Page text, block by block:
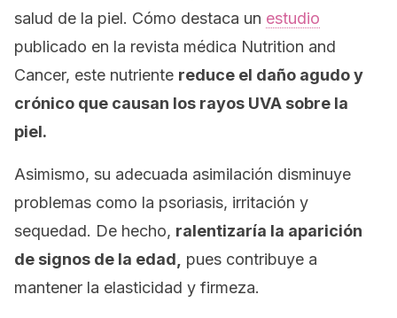
salud de la piel. Cómo destaca un estudio
publicado en la revista médica Nutrition and
Cancer, este nutriente reduce el daño agudo y
crónico que causan los rayos UVA sobre la
piel.
Asimismo, su adecuada asimilación disminuye
problemas como la psoriasis, irritación y
sequedad. De hecho, ralentizaría la aparición
de signos de la edad,
pues contribuye a
mantener la elasticidad y firmeza.